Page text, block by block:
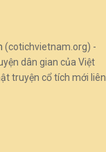
(cotichvietnam.org) -
dân gian của Việt
truyện cổ tích mới liên